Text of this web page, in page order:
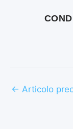
← Articolo